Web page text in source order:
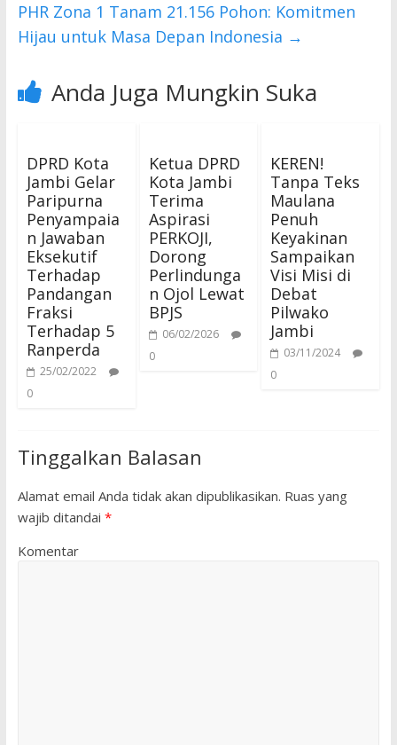
PHR Zona 1 Tanam 21.156 Pohon: Komitmen
Hijau untuk Masa Depan Indonesia →
Anda Juga Mungkin Suka
DPRD Kota
Jambi Gelar
Paripurna
Penyampaia
n Jawaban
Eksekutif
Terhadap
Pandangan
Fraksi
Terhadap 5
Ranperda
25/02/2022
0
Ketua DPRD
Kota Jambi
Terima
Aspirasi
PERKOJI,
Dorong
Perlindunga
n Ojol Lewat
BPJS
06/02/2026
0
KEREN!
Tanpa Teks
Maulana
Penuh
Keyakinan
Sampaikan
Visi Misi di
Debat
Pilwako
Jambi
03/11/2024
0
Tinggalkan Balasan
Alamat email Anda tidak akan dipublikasikan. Ruas yang
wajib ditandai *
Komentar